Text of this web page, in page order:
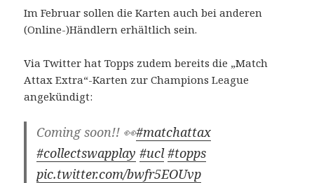
Im Februar sollen die Karten auch bei anderen
(Online-)Händlern erhältlich sein.
Via Twitter hat Topps zudem bereits die „Match
Attax Extra“-Karten zur Champions League
angekündigt:
Coming soon!! 👀#matchattax
#collectswapplay #ucl #topps
pic.twitter.com/bwfr5EOUvp